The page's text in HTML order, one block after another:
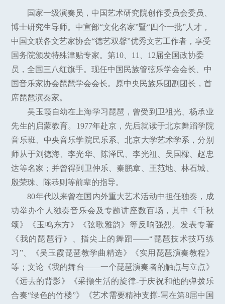
国家一级演奏员，中国艺术研究院创作委员会委员、
博士研究生导师。中宣部“文化名家”暨“四个一批”人才，
中国文联各文艺家协会“德艺双馨”优秀文艺工作者，享受
国务院颁发特殊津贴专家。第10、11、12届全国政协委
员，全国三八红旗手。现任中国民族管弦乐学会会长、中
国音乐家协会琵琶学会会长。原中央民族乐团副团长，首
席琵琶演奏家。
吴玉霞自幼在上海学习琵琶，曾受到卫祖光、杨承业
先生的启蒙教育。1977年赴京，先后就读于北京舞蹈学院
音乐班、中央音乐学院民乐系、北京大学艺术学系，分别
师从于刘德海、李光华、陈泽民、李光祖、吴国樑、赵忠
达等名家；并曾得到卫仲乐、秦鹏章、王范地、林石城、
殷荣珠、陈恭则等前辈的指导。
80年代以来曾在国内外重大艺术活动中担任独奏，成
功举办个人独奏音乐会及专题讲座数百场，其中《千秋
颂》《玉鸣东方》《弦歌雅韵》等反响强烈。发表专著
《我的琵琶行》、指尖上的舞蹈——“琵琶技术技巧练
习”、《吴玉霞琵琶教学曲精选》《实用琵琶演奏教程》
等；文论《我的舞台——一个琵琶演奏者的触点与立点》
《远去的背影》《采撷生活的旋律-于庆祝和他的弹拨乐
合奏“绿色的竹楼”》《艺术需要精神支撑-写在第8届中国